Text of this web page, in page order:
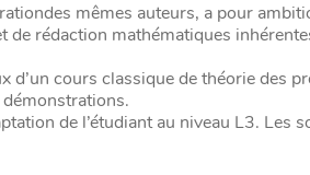
mêmes auteurs, a pour
de rédaction mathématiques
cours classique de théorie des
de l’étudiant au niveau L3. Les